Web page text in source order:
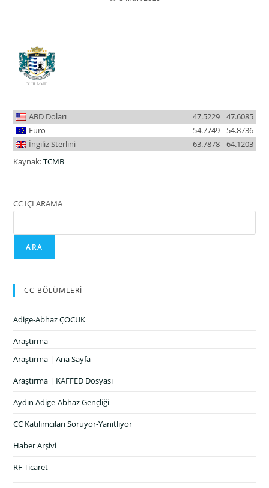
ABD Doları 47.6085
47.5229
Euro
54.8736
54.7749
İngiliz Sterlini
64.1203
63.7878
Kaynak:TCMB
CC İÇİ ARAMA
ARA
CC BÖLÜMLERİ
Adige-Abhaz ÇOCUK
Araştırma
Araştırma | Ana Sayfa
Araştırma | KAFFED Dosyası
Aydın Adige-Abhaz Gençliği
CC Katılımcıları Soruyor-Yanıtlıyor
Haber Arşivi
RF Ticaret